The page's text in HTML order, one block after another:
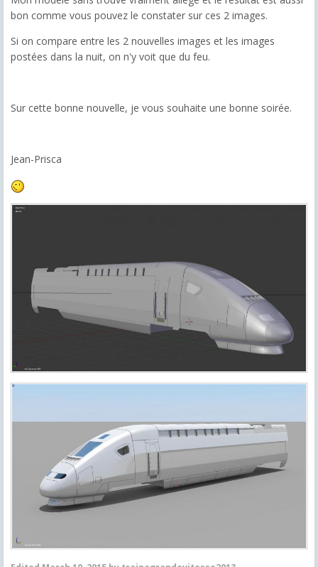
bon comme vous pouvez le constater sur ces 2 images.
Si on compare entre les 2 nouvelles images et les images
postées dans la nuit, on n'y voit que du feu.
Sur cette bonne nouvelle, je vous souhaite une bonne soirée.
Jean-Prisca